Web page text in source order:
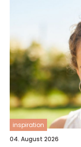
inspiration
04. August 2026